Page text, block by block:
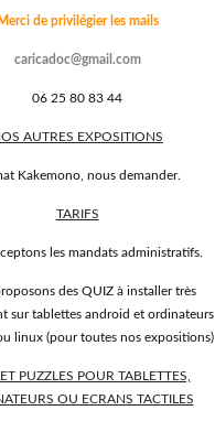
Merci de privilégier les mails
caricadoc@gmail.com
06 25 80 83 44
AUTRES EXPOSITIONS
Kakemono, nous demander.
TARIFS
les mandats administratifs.
des QUIZ à installer très
sur tablettes android et ordinateurs
linux (pour toutes nos expositions)
PUZZLES POUR TABLETTES,
OU ECRANS TACTILES